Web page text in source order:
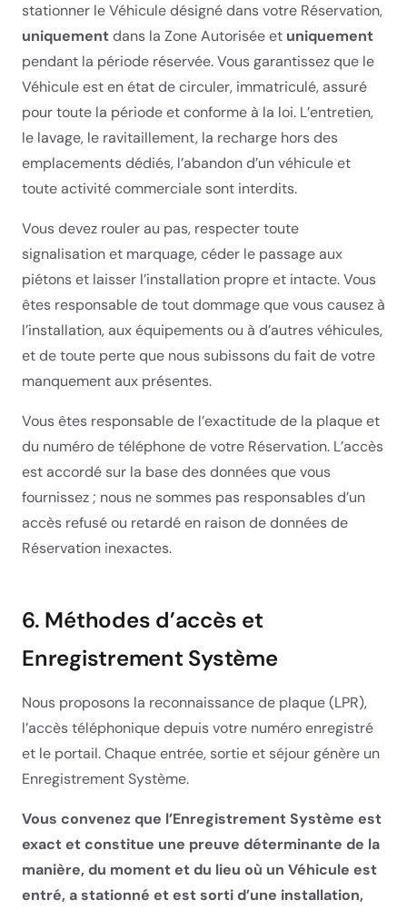
stationner le Véhicule désigné dans votre Réservation,
uniquementdans la Zone Autorisée et uniquement
pendant la période réservée. Vous garantissez que le
Véhicule est en état de circuler, immatriculé, assuré
pour toute la période et conforme à la loi. L’entretien,
le lavage, le ravitaillement, la recharge hors des
emplacements dédiés, l’abandon d’un véhicule et
toute activité commerciale sont interdits.
Vous devez rouler au pas, respecter toute
signalisation et marquage, céder le passage aux
piétons et laisser l’installation propre et intacte. Vous
êtes responsable de tout dommage que vous causez à
l’installation, aux équipements ou à d’autres véhicules,
et de toute perte que nous subissons du fait de votre
manquement aux présentes.
Vous êtes responsable de l’exactitude de la plaque et
du numéro de téléphone de votre Réservation. L’accès
est accordé sur la base des données que vous
fournissez ; nous ne sommes pas responsables d’un
accès refusé ou retardé en raison de données de
Réservation inexactes.
6. Méthodes d’accès et
Enregistrement Système
Nous proposons la reconnaissance de plaque (LPR),
l’accès téléphonique depuis votre numéro enregistré
et le portail. Chaque entrée, sortie et séjour génère un
Enregistrement Système.
Vous convenez que l’Enregistrement Système est
exact et constitue une preuve déterminante de la
manière, du moment et du lieu où un Véhicule est
entré, a stationné et est sorti d’une installation,